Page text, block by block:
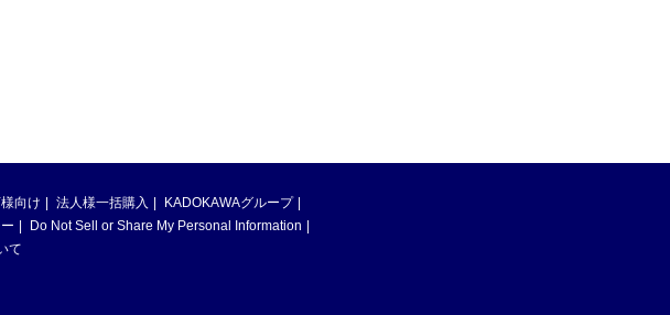
向け 法人様一括購入
KADOKAWAグループ
Do Not Sell or Share My Personal Information
て